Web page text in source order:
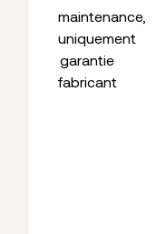
maintenance,
uniquement
garantie
fabricant